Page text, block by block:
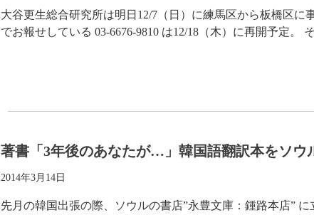
大谷更生総合研究所は明日12/7（日）に練馬区から板橋区に
でお報せしている 03-6676-9810 は12/18（木）に再開予定。
著書「3年後のあなたが…」韓国語翻訳本をソウ
2014年3月14日
先月の韓国出張の際、ソウルの書店”永豊文庫：鍾路本店”